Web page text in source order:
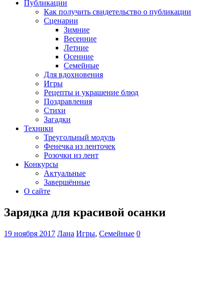
Публикации
Как получить свидетельство о публикации
Сценарии
Зимние
Весенние
Летние
Осенние
Семейные
Для вдохновения
Игры
Рецепты и украшение блюд
Поздравления
Стихи
Загадки
Техники
Треугольный модуль
Фенечка из ленточек
Розочки из лент
Конкурсы
Актуальные
Завершённые
О сайте
Зарядка для красивой осанки
19 ноября 2017 Лана Игры, Семейные 0